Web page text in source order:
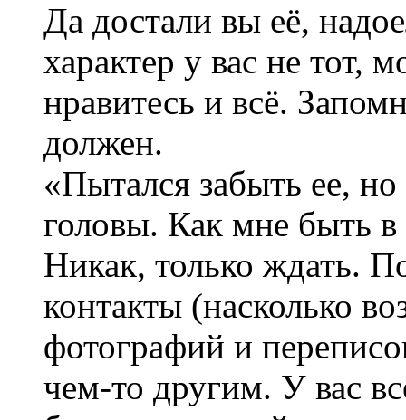
Да достали вы её,
характер у вас не тот,
нравитесь и всё.
должен.
«Пытался забыть ее,
головы. Как мне быть в
Никак, только ждать.
контакты (насколько
фотографий и
чем-то другим. У вас